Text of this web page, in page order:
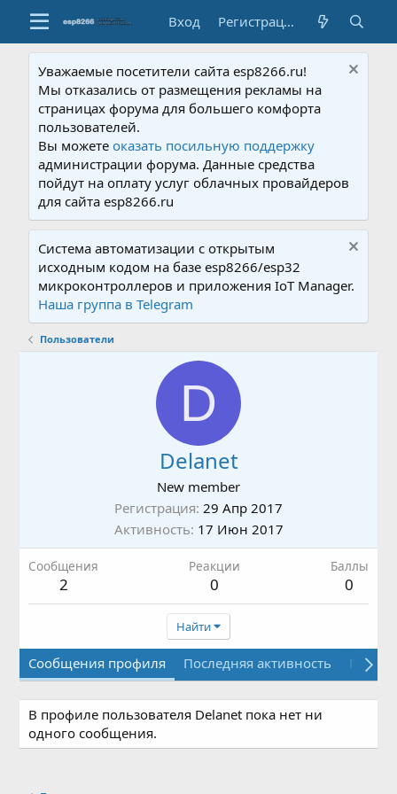
Вход Регистрация
Уважаемые посетители сайта esp8266.ru!
Мы отказались от размещения рекламы на
страницах форума для большего комфорта
пользователей.
Вы можетеоказать посильную поддержку
администрации форума. Данные средства
пойдут на оплату услуг облачных провайдеров
для сайта esp8266.ru
Система автоматизации с открытым
исходным кодом на базе esp8266/esp32
микроконтроллеров и приложения IoT Manager.
Наша группа в Telegram
Пользователи
D
Delanet
New member
Регистрация 29 Апр 2017
Активность 17 Июн 2017
Сообщения
2
Реакции
0
Баллы
0
Найти
Сообщения профиля Последняя активность
В профиле пользователя Delanet пока нет ни
одного сообщения.